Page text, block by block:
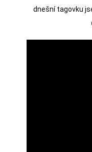
dnešní tagovku